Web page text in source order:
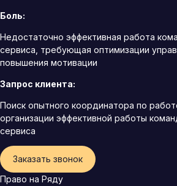
Боль:
Недостаточно эффективная работа
сервиса, требующая оптимизации
повышения мотивации
Запрос клиента:
Поиск опытного координатора по
организации эффективной работы
сервиса
Заказать звонок
Право на Ряду